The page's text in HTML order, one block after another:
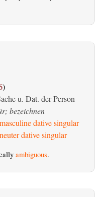
)
u. Dat. der Person
bezeichnen
dative singular
dative singular
ambiguous.